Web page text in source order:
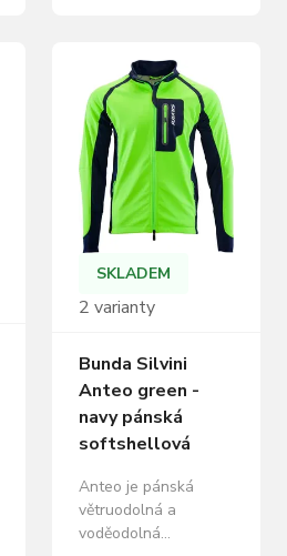
zadní kapsy,
prodloužená záda
materiál: hlavní díl:
100% polyester boční
panely: 92% nylon,
8%…
SKLADEM
2 varianty
Bunda Silvini
Anteo green -
navy pánská
softshellová
Anteo je pánská
větruodolná a
voděodolná